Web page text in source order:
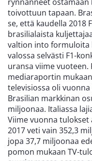
toivottuun tapaan.
se, että kaudella 2018
brasilialaista
valtion into
valossa selvästi F1-
uransa viime vuoteen.
mediaraportin
televisiossa oli
Brasilian markkinan
miljoonaa. Italiassa
Viime vuonna tulokset
2017 veti vain 352,3
jopa 37,7 miljoonaa
pomon mukaan TV-